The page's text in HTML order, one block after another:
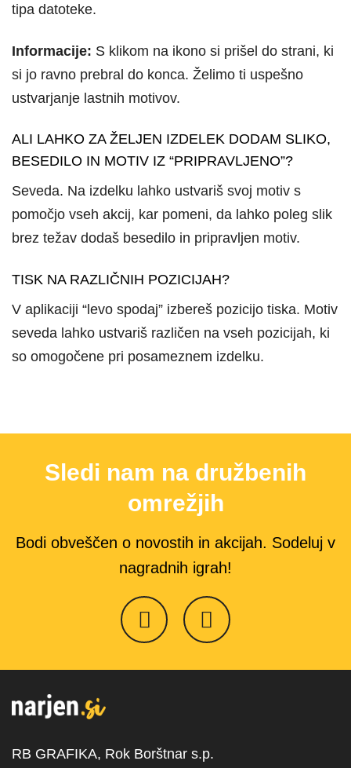
tipa datoteke.
Informacije: S klikom na ikono si prišel do strani, ki
si jo ravno prebral do konca. Želimo ti uspešno
ustvarjanje lastnih motivov.
ALI LAHKO ZA ŽELJEN IZDELEK DODAM SLIKO,
BESEDILO IN MOTIV IZ “PRIPRAVLJENO”?
Seveda. Na izdelku lahko ustvariš svoj motiv s
pomočjo vseh akcij, kar pomeni, da lahko poleg slik
brez težav dodaš besedilo in pripravljen motiv.
TISK NA RAZLIČNIH POZICIJAH?
V aplikaciji “levo spodaj” izbereš pozicijo tiska. Motiv
seveda lahko ustvariš različen na vseh pozicijah, ki
so omogočene pri posameznem izdelku.
Sledi nam na družbenih
omrežjih
Bodi obveščen o novostih in akcijah. Sodeluj v
nagradnih igrah!
RB GRAFIKA, Rok Borštnar s.p.